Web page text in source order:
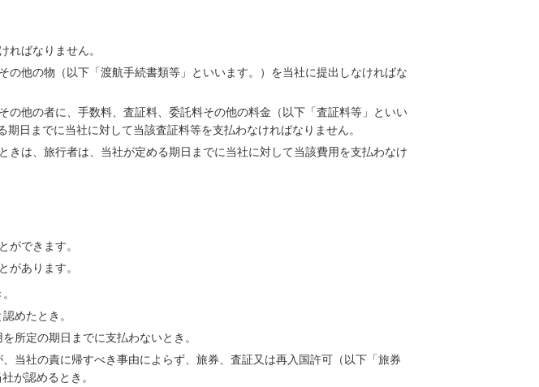
ればなりません。
他の物（以下「渡航手続書類等」といいます。）を当社に提出しなければな
他の者に、手数料、査証料、委託料その他の料金（以下「査証料等」といい
日までに当社に対して当該査証料等を支払わなければなりません。
は、旅行者は、当社が定める期日までに当社に対して当該費用を支払わなけ
ができます。
があります。
めたとき。
所定の期日までに支払わないとき。
当社の責に帰すべき事由によらず、旅券、査証又は再入国許可（以下「旅券
が認めるとき。